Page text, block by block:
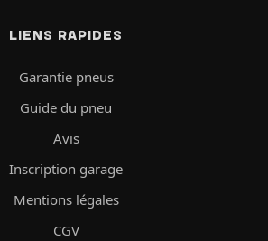
LIENS RAPIDES
Garantie pneus
Guide du pneu
Avis
Inscription garage
Mentions légales
CGV